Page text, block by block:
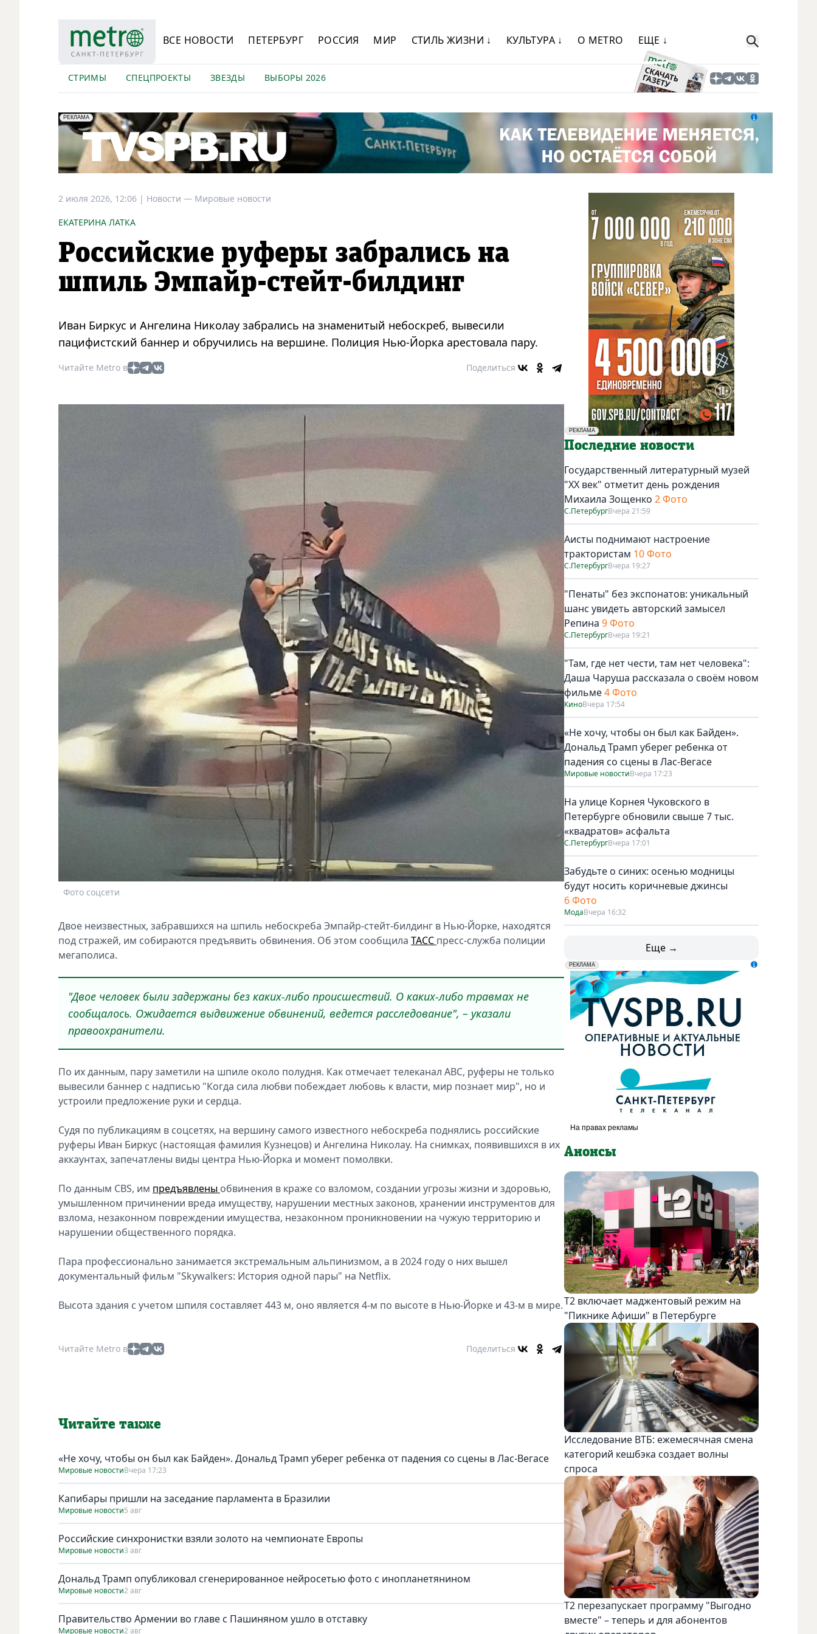
ВСЕ НОВОСТИ ПЕТЕРБУРГ РОССИЯ МИР СТИЛЬ ЖИЗНИ ↓ КУЛЬТУРА ↓ О METRO ЕЩЕ ↓
СТРИМЫ СПЕЦПРОЕКТЫ ЗВЕЗДЫ ВЫБОРЫ 2026
erid: LdtCK5Efv
РЕКЛАМА
АО "ГАТР", ИНН: 7841320717
2 июля 2026, 12:06 | Новости — Мировые новости
ЕКАТЕРИНА ЛАТКА
Российские руферы забрались на
шпиль Эмпайр-стейт-билдинг
Иван Биркус и Ангелина Николау забрались на знаменитый небоскреб, вывесили
пацифистский баннер и обручились на вершине. Полиция Нью-Йорка арестовала пару.
Читайте Metro в Поделиться
Фото соцсети
Двое неизвестных, забравшихся на шпиль небоскреба Эмпайр-стейт-билдинг в Нью-Йорке, находятся
под стражей, им собираются предъявить обвинения. Об этом сообщила ТАСС пресс-служба полиции
мегаполиса.
"Двое человек были задержаны без каких-либо происшествий. О каких-либо травмах не
сообщалось. Ожидается выдвижение обвинений, ведется расследование", – указали
правоохранители.
По их данным, пару заметили на шпиле около полудня. Как отмечает телеканал ABC, руферы не только
вывесили баннер с надписью "Когда сила любви побеждает любовь к власти, мир познает мир", но и
устроили предложение руки и сердца.
Судя по публикациям в соцсетях, на вершину самого известного небоскреба поднялись российские
руферы Иван Биркус (настоящая фамилия Кузнецов) и Ангелина Николау. На снимках, появившихся в их
аккаунтах, запечатлены виды центра Нью-Йорка и момент помолвки.
По данным CBS, им предъявлены обвинения в краже со взломом, создании угрозы жизни и здоровью,
умышленном причинении вреда имуществу, нарушении местных законов, хранении инструментов для
взлома, незаконном повреждении имущества, незаконном проникновении на чужую территорию и
нарушении общественного порядка.
Пара профессионально занимается экстремальным альпинизмом, а в 2024 году о них вышел
документальный фильм "Skywalkers: История одной пары" на Netflix.
Высота здания с учетом шпиля составляет 443 м, оно является 4-м по высоте в Нью-Йорке и 43-м в мире.
Читайте Metro в Поделиться
Читайте также
«Не хочу, чтобы он был как Байден». Дональд Трамп уберег ребенка от падения со сцены в Лас-Вегасе
Мировые новостиВчера 17:23
Капибары пришли на заседание парламента в Бразилии
Мировые новости5 авг
Российские синхронистки взяли золото на чемпионате Европы
Мировые новости3 авг
Дональд Трамп опубликовал сгенерированное нейросетью фото с инопланетянином
Мировые новости2 авг
Правительство Армении во главе с Пашиняном ушло в отставку
Мировые новости2 авг
РЕКЛАМА
Социальная реклама
Последние новости
Государственный литературный музей
"ХХ век" отметит день рождения
Михаила Зощенко 2 Фото
С.ПетербургВчера 21:59
Аисты поднимают настроение
трактористам 10 Фото
С.ПетербургВчера 19:27
"Пенаты" без экспонатов: уникальный
шанс увидеть авторский замысел
Репина 9 Фото
С.ПетербургВчера 19:21
"Там, где нет чести, там нет человека":
Даша Чаруша рассказала о своём новом
фильме4 Фото
КиноВчера 17:54
«Не хочу, чтобы он был как Байден».
Дональд Трамп уберег ребенка от
падения со сцены в Лас-Вегасе
Мировые новостиВчера 17:23
На улице Корнея Чуковского в
Петербурге обновили свыше 7 тыс.
«квадратов» асфальта
С.ПетербургВчера 17:01
Забудьте о синих: осенью модницы
будут носить коричневые джинсы
6 Фото
МодаВчера 16:32
Еще →
erid: LdtCK5udn
РЕКЛАМА
АО "ГАТР", ИНН: 7841320717
Анонсы
Т2 включает маджентовый режим на
"Пикнике Афиши" в Петербурге
Исследование ВТБ: ежемесячная смена
категорий кешбэка создает волны
спроса
Т2 перезапускает программу "Выгодно
вместе" – теперь и для абонентов